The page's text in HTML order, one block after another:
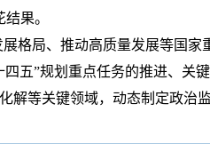
果。
格局、推动高质量发展等国家
五”规划重点任务的推进、关
解等关键领域，动态制定政治